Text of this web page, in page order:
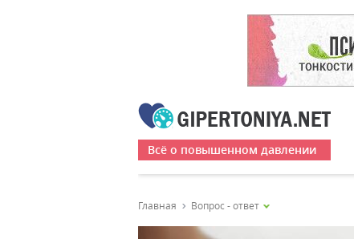
Всё о повышенном давлении
Главная Вопрос - ответ